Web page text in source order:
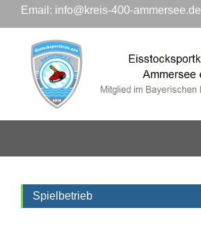
Email: info@kreis-400-ammersee.de
Spielbetrieb